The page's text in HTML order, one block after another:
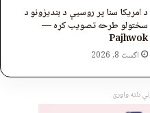
د امریکا سنا پر روسیې د بندیزونو د
سختولو طرحه تصویب کړه —
Pajhwok
اگست 8, 2026
دلته واورئ